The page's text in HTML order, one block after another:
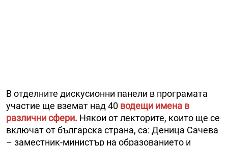
В отделните дискусионни панели в програмата
участие ще вземат над 40 водещи имена в
различни сфери. Някои от лекторите, които ще се
включат от българска страна, са: Деница Сачева
– заместник-министър на образованието и